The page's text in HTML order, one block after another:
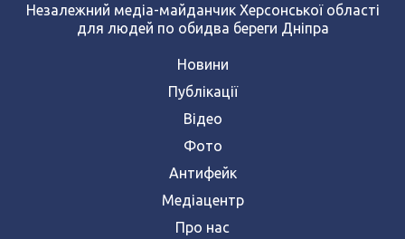
Незалежний медіа-майданчик Херсонської області
для людей по обидва береги Дніпра
Новини
Публікації
Відео
Фото
Антифейк
Медіацентр
Про нас